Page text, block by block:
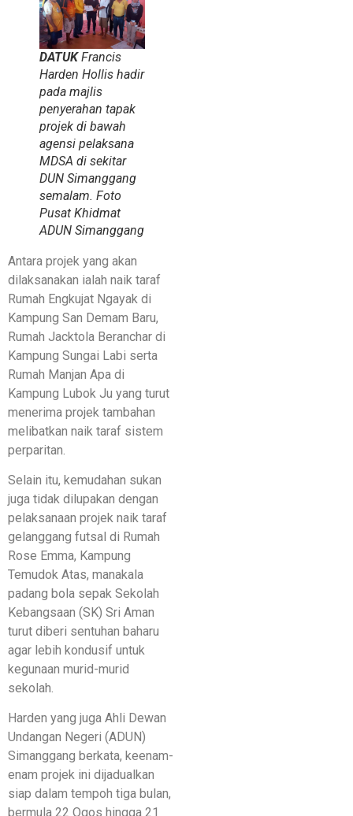
DATUKFrancis
Harden Hollis hadir
pada majlis
penyerahan tapak
projek di bawah
agensi pelaksana
MDSA di sekitar
DUN Simanggang
semalam. Foto
Pusat Khidmat
ADUN Simanggang
Antara projek yang akan
dilaksanakan ialah naik taraf
Rumah Engkujat Ngayak di
Kampung San Demam Baru,
Rumah Jacktola Beranchar di
Kampung Sungai Labi serta
Rumah Manjan Apa di
Kampung Lubok Ju yang turut
menerima projek tambahan
melibatkan naik taraf sistem
perparitan.
Selain itu, kemudahan sukan
juga tidak dilupakan dengan
pelaksanaan projek naik taraf
gelanggang futsal di Rumah
Rose Emma, Kampung
Temudok Atas, manakala
padang bola sepak Sekolah
Kebangsaan (SK) Sri Aman
turut diberi sentuhan baharu
agar lebih kondusif untuk
kegunaan murid-murid
sekolah.
Harden yang juga Ahli Dewan
Undangan Negeri (ADUN)
Simanggang berkata, keenam-
enam projek ini dijadualkan
siap dalam tempoh tiga bulan,
bermula 22 Ogos hingga 21